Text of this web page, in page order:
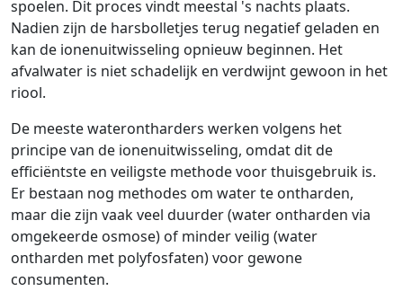
spoelen. Dit proces vindt meestal 's nachts plaats.
Nadien zijn de harsbolletjes terug negatief geladen en
kan de ionenuitwisseling opnieuw beginnen. Het
afvalwater is niet schadelijk en verdwijnt gewoon in het
riool.
De meeste waterontharders werken volgens het
principe van de ionenuitwisseling, omdat dit de
efficiëntste en veiligste methode voor thuisgebruik is.
Er bestaan nog methodes om water te ontharden,
maar die zijn vaak veel duurder (water ontharden via
omgekeerde osmose) of minder veilig (water
ontharden met polyfosfaten) voor gewone
consumenten.